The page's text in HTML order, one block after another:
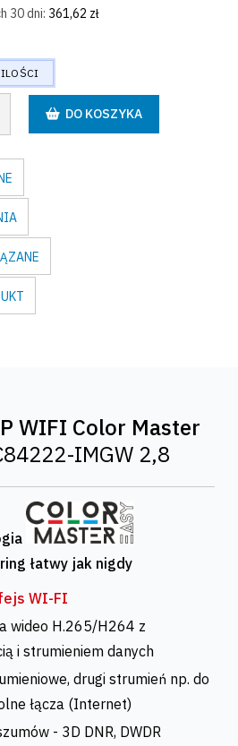
30 dni: 361,62 zł
ILOŚCI
DO KOSZYKA
WIFI Color Master
IMGW 2,8
łatwy jak nigdy
WI-FI
wideo H.265/H264 z
i strumieniem danych
drugi strumień np. do
łącza (Internet)
- 3D DNR, DWDR